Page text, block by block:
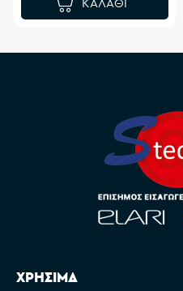
ΧΡΗΣΙΜΑ